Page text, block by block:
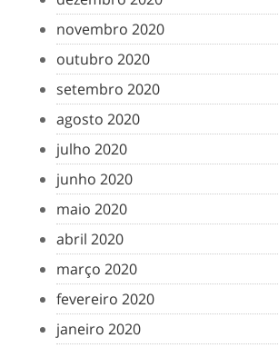
novembro 2020
outubro 2020
setembro 2020
agosto 2020
julho 2020
junho 2020
maio 2020
abril 2020
março 2020
fevereiro 2020
janeiro 2020